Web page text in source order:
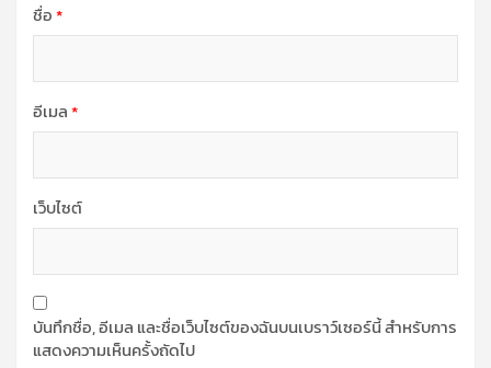
ชื่อ*
อีเมล*
เว็บไซต์
บันทึกชื่อ, อีเมล และชื่อเว็บไซต์ของฉันบนเบราว์เซอร์นี้ สำหรับการ
แสดงความเห็นครั้งถัดไป